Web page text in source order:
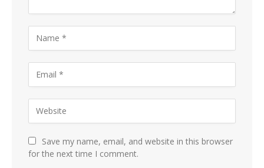
Save my name, email, and website in this browser
for the next time I comment.